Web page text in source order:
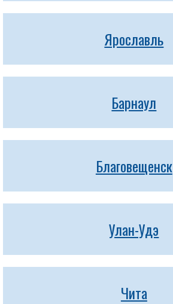
Ярославль
Барнаул
Благовещенск
Улан-Удэ
Чита